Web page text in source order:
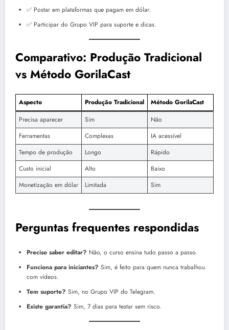
✅ Postar em plataformas que pagam em dólar.
✅ Participar do Grupo VIP para suporte e dicas.
Comparativo: Produção Tradicional
vs Método GorilaCast
Aspecto Produção Tradicional
Método GorilaCast
Precisa aparecer
Sim
Não
Ferramentas
Complexas
IA acessível
Tempo de produção
Longo
Rápido
Custo inicial
Alto
Baixo
Monetização em dólar
Limitada Sim
Perguntas frequentes respondidas
Preciso saber editar? Não, o curso ensina tudo passo a passo.
Funciona para iniciantes? Sim, é feito para quem nunca trabalhou
com vídeos.
Tem suporte? Sim, no Grupo VIP do Telegram.
Existe garantia? Sim, 7 dias para testar sem risco.